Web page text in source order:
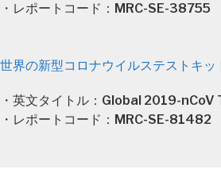
・レポートコード：MRC-SE-38755
世界の新型コロナウイルステストキ
・英文タイトル：Global 2019-
・レポートコード：MRC-SE-81482